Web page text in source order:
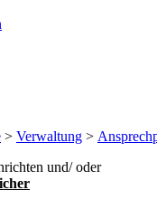
> Verwaltung >
und/ oder